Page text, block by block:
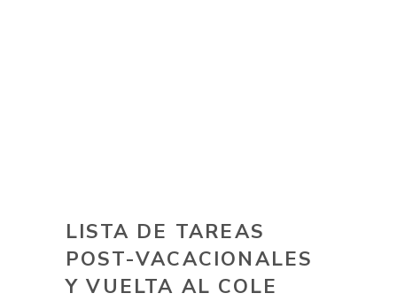
LISTA DE TAREAS
POST-VACACIONALES
Y VUELTA AL COLE